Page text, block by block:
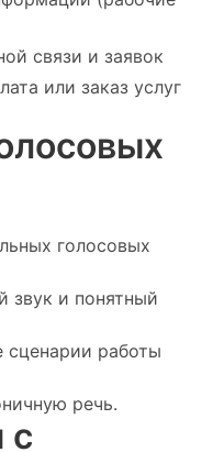
связи и заявок
или заказ услуг
голосовых
звук и понятный
сценарии работы
речь.
с